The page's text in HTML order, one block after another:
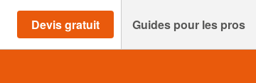
Devis gratuit Guides pour les pros